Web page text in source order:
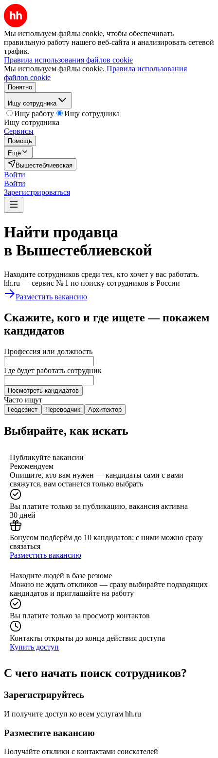
Мы используем файлы cookie, чтобы обеспечивать
правильную работу нашего веб-сайта и анализировать сетевой
трафик.
Правила использования файлов cookie
Мы используем файлы cookie. Правила использования
файлов cookie
Понятно
Ищу сотрудника
Ищу работу
Ищу сотрудника
Ищу сотрудника
Сервисы
Помощь
Ещё
Вышестеблиевская
Войти
Войти
Зарегистрироваться
Найти продавца
в Вышестеблиевской
Находите сотрудников среди тех, кто хочет у вас работать.
hh.ru — сервис № 1 по поиску сотрудников в России
Разместить вакансию
Скажите, кого и где ищете — покажем
кандидатов
Профессия или должность
Где будет работать сотрудник
Посмотреть кандидатов
Часто ищут
Геодезист Переводчик Архитектор
Выбирайте, как искать
Публикуйте вакансии
Рекомендуем
Опишите, кто вам нужен — кандидаты сами с вами
свяжутся, вам останется только выбрать
Вы платите только за публикацию, вакансия активна
30 дней
Бонусом подберём до 10 кандидатов: с ними можно сразу
связаться
Разместить вакансию
Находите людей в базе резюме
Можно не ждать откликов — сразу выбирайте подходящих
кандидатов и приглашайте на работу
Вы платите только за просмотр контактов
Контакты открыты до конца действия доступа
Купить доступ
С чего начать поиск сотрудников?
Зарегистрируйтесь
И получите доступ ко всем услугам hh.ru
Разместите вакансию
Получайте отклики с контактами соискателей